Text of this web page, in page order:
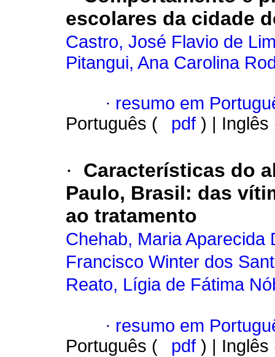
escolares da cidade
Castro, José Flavio de
Pitangui, Ana Carolina
· resumo em
Português (
pdf ) |
·
Características do
Paulo, Brasil: das
ao tratamento
Chehab, Maria Aparecida
Francisco Winter dos
Reato, Lígia de Fátima
· resumo em
Português (
pdf ) |